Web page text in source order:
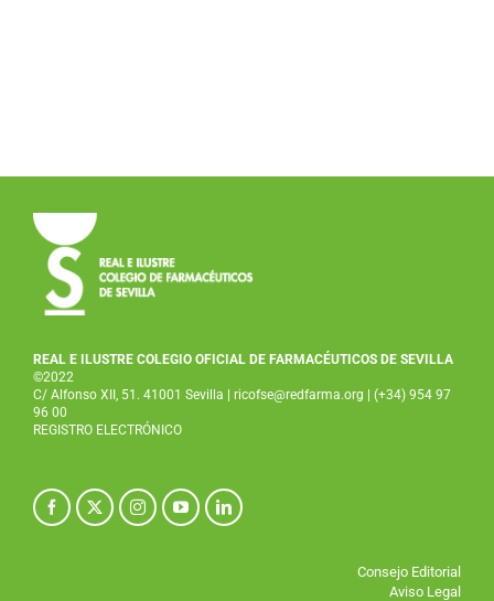
REAL E ILUSTRE COLEGIO OFICIAL DE FARMACÉUTICOS DE SEVILLA
©2022
C/ Alfonso XII, 51. 41001 Sevilla | ricofse@redfarma.org | (+34) 954 97
96 00
REGISTRO ELECTRÓNICO
Consejo Editorial
Aviso Legal